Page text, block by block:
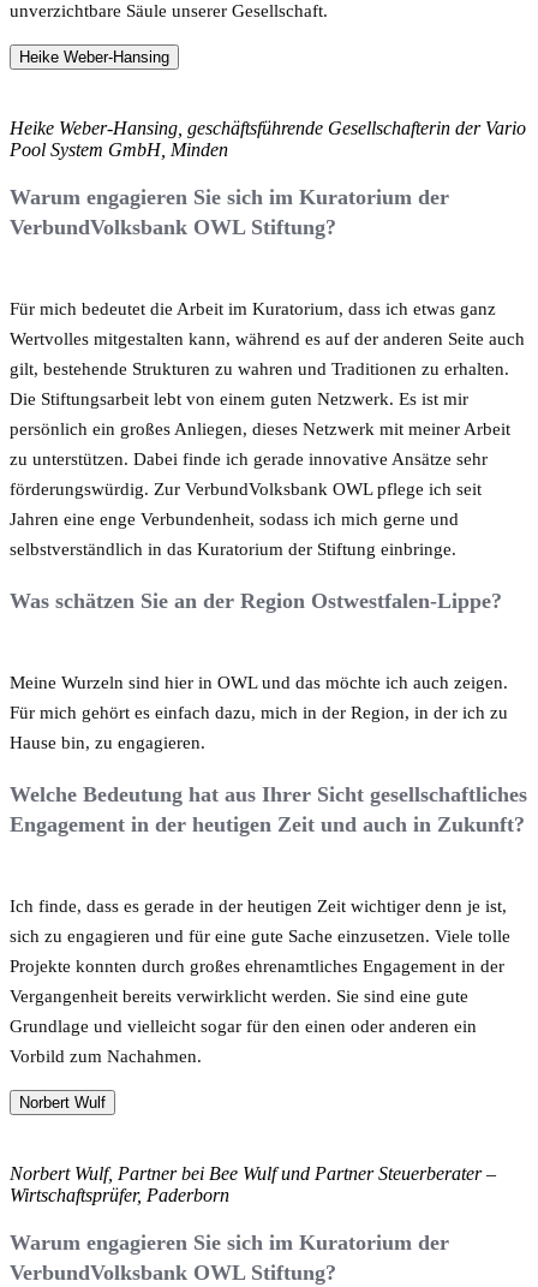
unverzichtbare Säule unserer Gesellschaft.
Heike Weber-Hansing
Heike Weber-Hansing, geschäftsführende Gesellschafterin der Vario
Pool System GmbH, Minden
Warum engagieren Sie sich im Kuratorium der
VerbundVolksbank OWL Stiftung?
Für mich bedeutet die Arbeit im Kuratorium, dass ich etwas ganz
Wertvolles mitgestalten kann, während es auf der anderen Seite auch
gilt, bestehende Strukturen zu wahren und Traditionen zu erhalten.
Die Stiftungsarbeit lebt von einem guten Netzwerk. Es ist mir
persönlich ein großes Anliegen, dieses Netzwerk mit meiner Arbeit
zu unterstützen. Dabei finde ich gerade innovative Ansätze sehr
förderungswürdig. Zur VerbundVolksbank OWL pflege ich seit
Jahren eine enge Verbundenheit, sodass ich mich gerne und
selbstverständlich in das Kuratorium der Stiftung einbringe.
Was schätzen Sie an der Region Ostwestfalen-Lippe?
Meine Wurzeln sind hier in OWL und das möchte ich auch zeigen.
Für mich gehört es einfach dazu, mich in der Region, in der ich zu
Hause bin, zu engagieren.
Welche Bedeutung hat aus Ihrer Sicht gesellschaftliches
Engagement in der heutigen Zeit und auch in Zukunft?
Ich finde, dass es gerade in der heutigen Zeit wichtiger denn je ist,
sich zu engagieren und für eine gute Sache einzusetzen. Viele tolle
Projekte konnten durch großes ehrenamtliches Engagement in der
Vergangenheit bereits verwirklicht werden. Sie sind eine gute
Grundlage und vielleicht sogar für den einen oder anderen ein
Vorbild zum Nachahmen.
Norbert Wulf
Norbert Wulf, Partner bei Bee Wulf und Partner Steuerberater –
Wirtschaftsprüfer, Paderborn
Warum engagieren Sie sich im Kuratorium der
VerbundVolksbank OWL Stiftung?